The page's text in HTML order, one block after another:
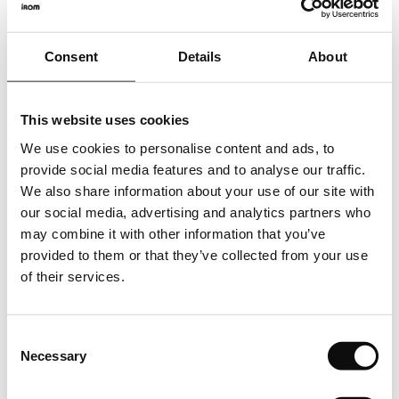
Consent Details About
This website uses cookies
We use cookies to personalise content and ads, to
provide social media features and to analyse our traffic.
We also share information about your use of our site with
our social media, advertising and analytics partners who
may combine it with other information that you’ve
provided to them or that they’ve collected from your use
of their services.
Selection
Necessary
dumneavoastra in acest sens. Noi vom verifica daca produsul
se fabrica si/sau poate fi livrat la alta dimensiune standard,
daca acesta este disponibil in stocul producatorului sau care
catre ambele parti, vom continua dialogul direct pentru
finalizarea achizitiei. Produsul solicitat, respectiv cantitatea
achizitionata in m2 (metri patrati) va fi livrata in cutii, fiecare
cutie avand o cantitate clar specificata in m2 (metri
patrati/cutie). Astfel cantitatea totala in m2 (metri patrati)
care se va comanda, respectiv achizitiona, va insemna un
numar intreg de cutii.
sa fie instalata mocheta. Deschideti cutiile in partea